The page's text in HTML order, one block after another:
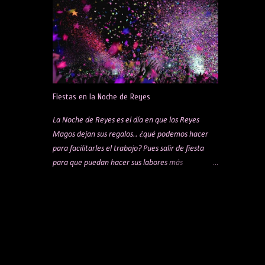
ideal es apostar por un sitio tranquilo, donde el
ambiente invite a conversar sin tener que alzar la
voz. Sabemos que es una elección muy personal;
para gustos, colores, pero si te has quedado sin
ideas, aquí tienes algunas sugerencias que
sitio, hay tres cosas clave que pueden mejorar
muchísimo la experiencia: Un buen perfume: Love
Me de Tous para ella y Scalpers The Club para él
Ropa adecuada (ni demasiado formal ni
demasiado descuidado) Detalles básicos (aliento,
Fiestas en la Noche de Reyes
La Noche de Reyes es el día en que los Reyes
Magos dejan sus regalos.. ¿qué podemos hacer
para facilitarles el trabajo? Pues salir de fiesta
para que puedan hacer sus labores más